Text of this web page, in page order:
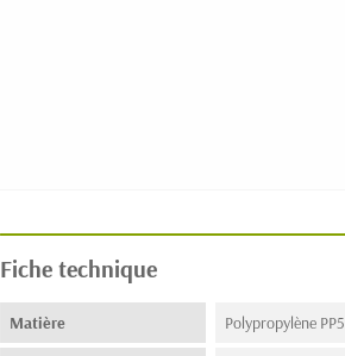
Fiche technique
Matière Polypropylène PP5